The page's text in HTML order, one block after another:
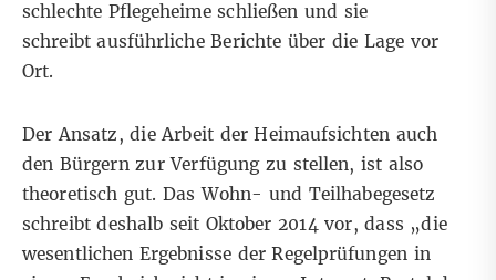
schlechte Pflegeheime schließen und sie
schreibt ausführliche Berichte über die Lage vor
Ort.
Der Ansatz, die Arbeit der Heimaufsichten auch
den Bürgern zur Verfügung zu stellen, ist also
theoretisch gut. Das Wohn- und Teilhabegesetz
schreibt deshalb seit Oktober 2014 vor, dass „die
wesentlichen Ergebnisse der Regelprüfungen in